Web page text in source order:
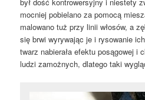
mocniej pobielano za pomocą
malowano tuż przy linii włosów, a
się brwi wyrywając je i rysowanie
twarz nabierała efektu posągowej i
ludzi zamożnych, dlatego taki